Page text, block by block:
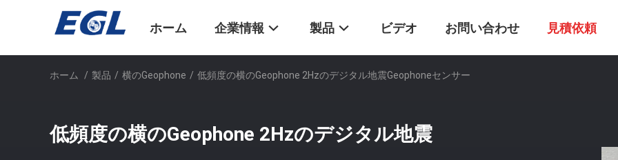
ホーム 企業情報 製品 ビデオ お問い合わせ 見積依頼
ホーム / 製品 / 横のGeophone / 低頻度の横のGeophone 2Hzのデジタル地震Geophoneセンサー
低頻度の横のGeophone 2Hzのデジタル地震